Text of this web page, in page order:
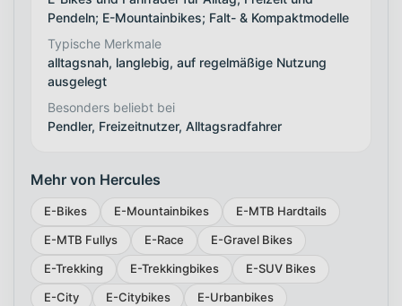
Pendeln; E-Mountainbikes; Falt- & Kompaktmodelle
Typische Merkmale
alltagsnah, langlebig, auf regelmäßige Nutzung
ausgelegt
Besonders beliebt bei
Pendler, Freizeitnutzer, Alltagsradfahrer
Mehr von Hercules
E-Bikes E-Mountainbikes
E-MTB Hardtails
E-MTB Fullys
E-Race
E-Gravel Bikes
E-Trekking
E-Trekkingbikes
E-SUV Bikes
E-City
E-Citybikes
E-Urbanbikes